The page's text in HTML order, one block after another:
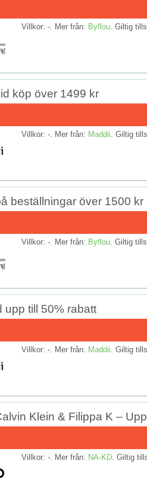
Villkor: -. Mer från: Byflou . Giltig
köp över 1499 kr
Villkor: -. Mer från: Maddii . Giltig
beställningar över 1500 kr
Villkor: -. Mer från: Byflou . Giltig
upp till 50% rabatt
Villkor: -. Mer från: Maddii . Giltig
Klein & Filippa K –
Villkor: -. Mer från: NA-KD . Giltig